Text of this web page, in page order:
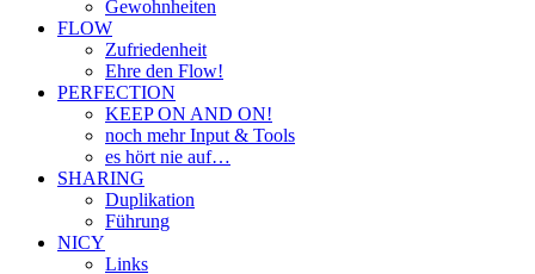
Gewohnheiten
FLOW
Zufriedenheit
Ehre den Flow!
PERFECTION
KEEP ON AND ON!
noch mehr Input & Tools
es hört nie auf…
SHARING
Duplikation
Führung
NICY
Links